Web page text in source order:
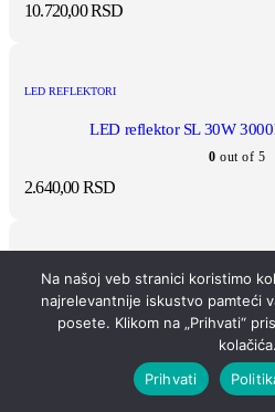
10.720,00RSD
LED REFLEKTORI
LED reflektor SL 30W
0 out of 5
2.640,00RSD
LED reflektor SL 30W
out of 5
Na našoj veb stranici koristimo
najrelevantnije iskustvo pamteći
posete. Klikom na „Prihvati“
kolačića.
Prihvati